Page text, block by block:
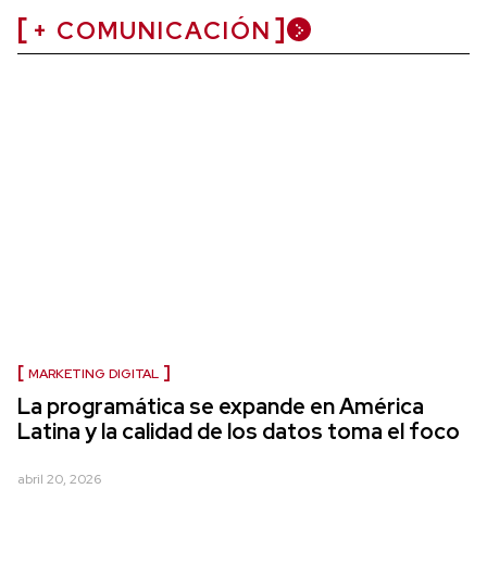
+ COMUNICACIÓN
MARKETING DIGITAL
La programática se expande en América
Latina y la calidad de los datos toma el foco
abril 20, 2026